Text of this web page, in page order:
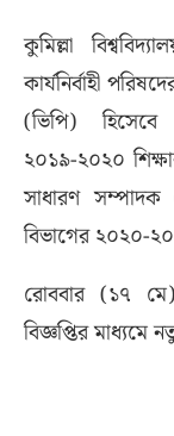
কুমিল্লা
কার্যনির্বাহী
(ভিপি) হিসেবে
২০১৯-২০২০
সাধারণ সম্পাদক
বিভাগের ২০২০-
রোববার (১৭
বিজ্ঞপ্তির মাধ্যমে